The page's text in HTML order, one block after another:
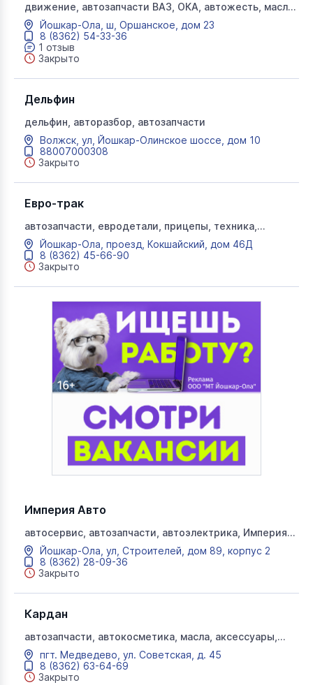
движение, автозапчасти ВАЗ, ОКА, автожесть, масла,
глушители, сцепление, детали двигателя,
амортизаторы, шрусы, инструмент, автомагазин
Йошкар-Ола, ш, Оршанское, дом 23
8 (8362) 54-33-36
1 отзыв
Закрыто
Дельфин
дельфин, авторазбор, автозапчасти
Волжск, ул, Йошкар-Олинское шоссе, дом 10
88007000308
Закрыто
Евро-трак
автозапчасти, евродетали, прицепы, техника,
евротрак
Йошкар-Ола, проезд, Кокшайский, дом 46Д
8 (8362) 45-66-90
Закрыто
Империя Авто
автосервис, автозапчасти, автоэлектрика, Империя
Авто
Йошкар-Ола, ул, Строителей, дом 89, корпус 2
8 (8362) 28-09-36
Закрыто
Кардан
автозапчасти, автокосметика, масла, аксессуары,
кардан
пгт. Медведево, ​ул. Советская, д. 45
8 (8362) 63-64-69
Закрыто